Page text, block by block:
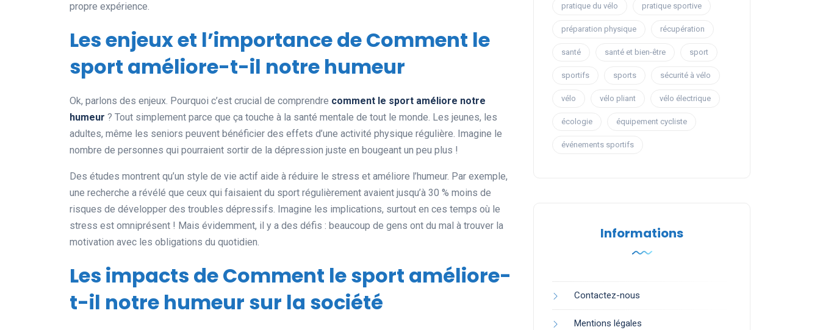
propre expérience.
Les enjeux et l’importance de Comment le
sport améliore-t-il notre humeur
Ok, parlons des enjeux. Pourquoi c’est crucial de comprendre comment le sport améliore notre
humeur ? Tout simplement parce que ça touche à la santé mentale de tout le monde. Les jeunes, les
adultes, même les seniors peuvent bénéficier des effets d’une activité physique régulière. Imagine le
nombre de personnes qui pourraient sortir de la dépression juste en bougeant un peu plus !
Des études montrent qu’un style de vie actif aide à réduire le stress et améliore l’humeur. Par exemple,
une recherche a révélé que ceux qui faisaient du sport régulièrement avaient jusqu’à 30 % moins de
risques de développer des troubles dépressifs. Imagine les implications, surtout en ces temps où le
stress est omniprésent ! Mais évidemment, il y a des défis : beaucoup de gens ont du mal à trouver la
motivation avec les obligations du quotidien.
Les impacts de Comment le sport améliore-
t-il notre humeur sur la société
pratique du vélo pratique sportive
préparation physique récupération
santé santé et bien-être sport
sportifs sports sécurité à vélo
vélo vélo pliant vélo électrique
écologie équipement cycliste
événements sportifs
Informations
Contactez-nous
Mentions légales